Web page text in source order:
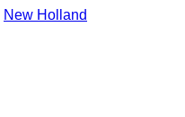
New Holland